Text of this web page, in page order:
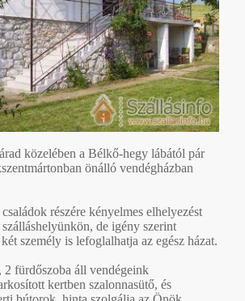
közelében a Bélkő-hegy lábától pár
önálló vendégházban
részére kényelmes elhelyezést
de igény szerint
személy is lefoglalhatja az egész házat.
2 fürdőszoba áll vendégeink
kertben szalonnasütő, és